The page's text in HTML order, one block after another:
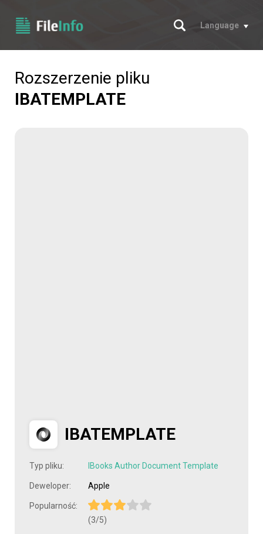
Szukaj
Language
Rozszerzenie pliku
IBATEMPLATE
IBATEMPLATE
Typ pliku: IBooks Author Document Template
Deweloper: Apple
Popularność:
(3/5)